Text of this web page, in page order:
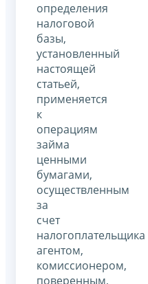
определения
налоговой
базы,
установленный
настоящей
статьей,
применяется
к
операциям
займа
ценными
бумагами,
осуществленным
за
счет
налогоплательщика
агентом,
комиссионером,
поверенным,